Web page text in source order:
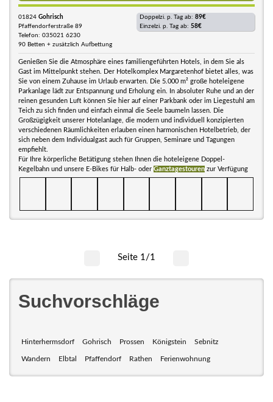
01824 Gohrisch
Pfaffendorferstraße 89
Telefon: 035021 6230
90 Betten + zusätzlich Aufbettung
Doppelzi. p. Tag ab: 89€
Einzelzi. p. Tag ab: 58€
Genießen Sie die Atmosphäre eines familiengeführten Hotels, in dem Sie als
Gast im Mittelpunkt stehen. Der Hotelkomplex Margaretenhof bietet alles, was
Sie von einem Zuhause im Urlaub erwarten. Die 5.000 m² große hoteleigene
Parkanlage lädt zur Entspannung und Erholung ein. In absoluter Ruhe und an der
reinen gesunden Luft können Sie hier auf einer Parkbank oder im Liegestuhl am
Teich zu sich finden und einfach einmal die Seele baumeln lassen. Die
Großzügigkeit unserer Hotelanlage, die modern und individuell konzipierten
verschiedenen Räumlichkeiten erlauben einen harmonischen Hotelbetrieb, der
sich neben dem Individualgast auch für Gruppen, Seminare und Tagungen
empfiehlt.
Für Ihre körperliche Betätigung stehen Ihnen die hoteleigene Doppel-
Kegelbahn und unsere E-Bikes für Halb- oder Ganztagestouren zur Verfügung
Seite 1/1
Suchvorschläge
Hinterhermsdorf Gohrisch Prossen Königstein Sebnitz
Wandern Elbtal Pfaffendorf Rathen Ferienwohnung